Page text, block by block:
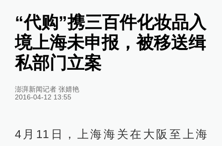
“代购”携三百件化妆品入
境上海未申报，被移送缉
私部门立案
澎湃新闻记者 张婧艳
2016-04-12 13:55
4月11日，上海海关在大阪至上海